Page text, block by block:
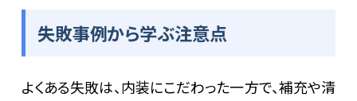
失敗事例から学ぶ注意点
よくある失敗は、内装にこだわった一方で、補充や清